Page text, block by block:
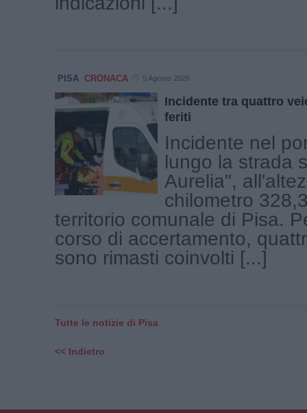
PISA CRONACA 5 Agosto 2026
Incidente tra quattro
feriti
Incidente nel
lungo la strada
Aurelia",
chilometro
territorio comunale di Pisa.
corso di accertamento,
sono rimasti coinvolti [...]
Tutte le notizie di Pisa
<< Indietro